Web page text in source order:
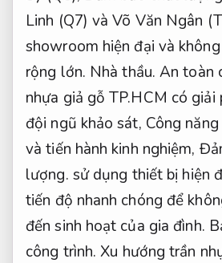
Linh (Q7) và Võ Văn Ngân
showroom hiện đại và
rộng lớn. Nhà thầu. An toàn
nhựa giả gỗ TP.HCM có giải
đội ngũ khảo sát, Công
và tiến hành kinh nghiệm,
lượng. sử dụng thiết bị hiện
tiến độ nhanh chóng để
đến sinh hoạt của gia đình.
công trình. Xu hướng trần